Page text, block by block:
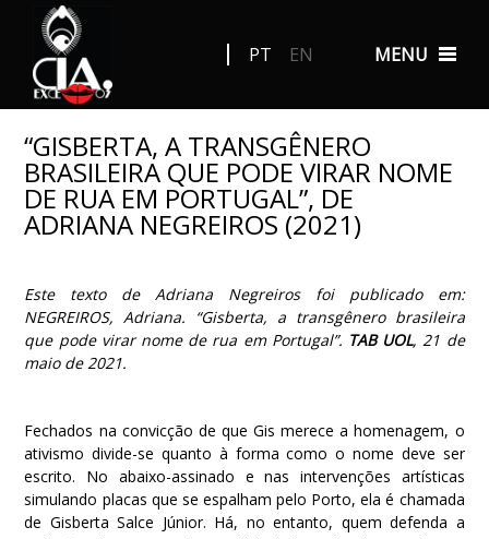
MENU
PT EN
“GISBERTA, A TRANSGÊNERO
BRASILEIRA QUE PODE VIRAR NOME
DE RUA EM PORTUGAL”, DE
ADRIANA NEGREIROS (2021)
Este texto de Adriana Negreiros foi publicado em:
NEGREIROS, Adriana. “Gisberta, a transgênero brasileira
que pode virar nome de rua em Portugal”. TAB UOL, 21 de
maio de 2021.
Fechados na convicção de que Gis merece a homenagem, o
ativismo divide-se quanto à forma como o nome deve ser
escrito. No abaixo-assinado e nas intervenções artísticas
simulando placas que se espalham pelo Porto, ela é chamada
de Gisberta Salce Júnior. Há, no entanto, quem defenda a